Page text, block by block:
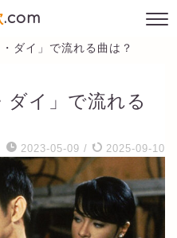
.com
ダイ」で流れる曲は？
ダイ」で流れる
2023-05-09 / 2025-09-10